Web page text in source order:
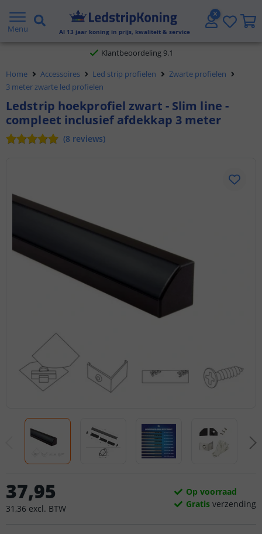
Menu Al 13 jaar koning in prijs, kwaliteit & service
Gratis verzending vanaf € 20,- NL en BE
Klantbeoordeling 9.1
Voor 23:45 uur besteld,morgen in huis
Home Accessoires Led strip profielen
Zwarte profielen
3 meter zwarte led profielen
Ledstrip hoekprofiel zwart - Slim line -
compleet inclusief afdekkap 3 meter
(8 reviews)
37,95
31 ,36 excl. BTW
Op voorraad
Gratis verzending